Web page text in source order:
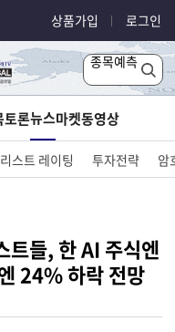
상품가입 로그인
종목예측
토론뉴스마켓동영상
스트 레이팅 투자전략 암
들, 한 AI 주식엔
24% 하락 전망